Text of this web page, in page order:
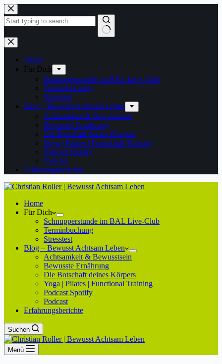
Zum
Inhalt
springen
Keine
Ergebnisse
Home
Für Dich
Schnupperstunde im BAL Live-Club
Terminbuchung
Stresstest
Blog – Bewusst Achtsam Leben
Achtsamkeit & Bewusstsein
Bewusste Ernährung
Die Botschaft deines Körpers
Yoga | Pilates | Functional Training
Podcast Spotify
Podcast
Erfahrungsberichte
Home
Für Dich
Schnupperstunde im BAL Live-Club
Terminbuchung
Stresstest
Blog – Bewusst Achtsam Leben
Achtsamkeit & Bewusstsein
Bewusste Ernährung
Die Botschaft deines Körpers
Yoga | Pilates | Functional Training
Podcast Spotify
Podcast
Erfahrungsberichte
Suchen
Menü